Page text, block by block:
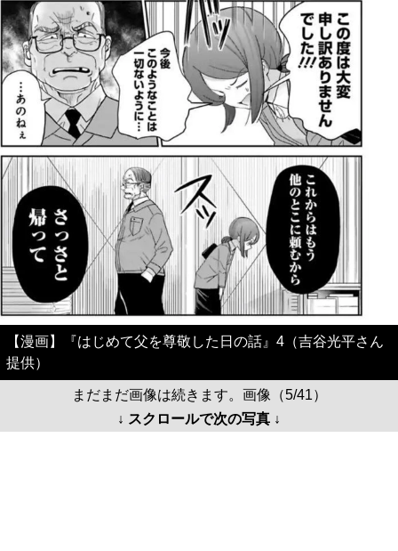
【漫画】『はじめて父を尊敬した日の話』4（吉谷光平さん
提供）
まだまだ画像は続きます。画像（5/41）
↓ スクロールで次の写真 ↓